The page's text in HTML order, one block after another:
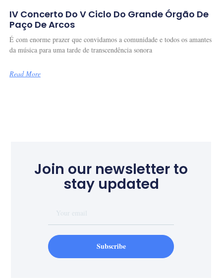
IV Concerto Do V Ciclo Do Grande Órgão De
Paço De Arcos
É com enorme prazer que convidamos a comunidade e todos os amantes
da música para uma tarde de transcendência sonora
Read More
Join our newsletter to
stay updated
Subscribe